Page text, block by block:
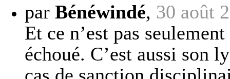
par Bénéwindé, 30 août
Et ce n’est pas
échoué. C’est aussi son